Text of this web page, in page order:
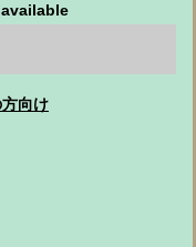
向け